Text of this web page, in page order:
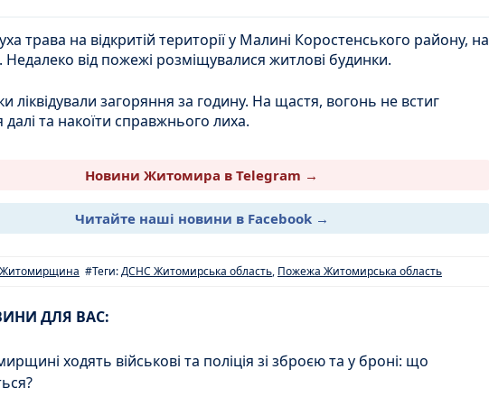
трава на відкритій території у Малині Коростенського району, на
Недалеко від пожежі розміщувалися житлові будинки.
ліквідували загоряння за годину. На щастя, вогонь не встиг
та накоїти справжнього лиха.
Новини Житомира в Telegram →
Читайте наші новини в Facebook →
Житомирщина #Теги:ДСНС Житомирська область, Пожежа Житомирська область
ДЛЯ ВАС:
ходять військові та поліція зі зброєю та у броні: що